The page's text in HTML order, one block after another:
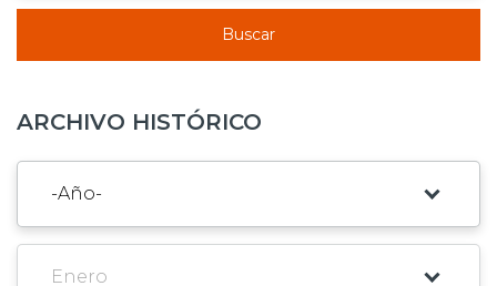
Buscar
ARCHIVO HISTÓRICO